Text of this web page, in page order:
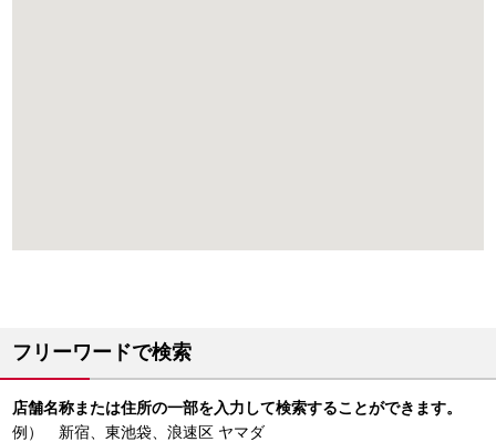
フリーワードで検索
店舗名称または住所の一部を入力して検索することができます。
例） 新宿、東池袋、浪速区 ヤマダ